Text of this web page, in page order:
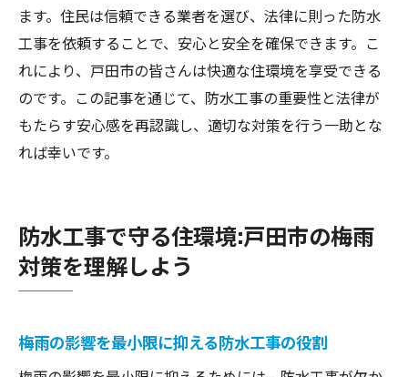
ます。住民は信頼できる業者を選び、法律に則った防水
工事を依頼することで、安心と安全を確保できます。こ
れにより、戸田市の皆さんは快適な住環境を享受できる
のです。この記事を通じて、防水工事の重要性と法律が
もたらす安心感を再認識し、適切な対策を行う一助とな
れば幸いです。
防水工事で守る住環境:戸田市の梅雨
対策を理解しよう
梅雨の影響を最小限に抑える防水工事の役割